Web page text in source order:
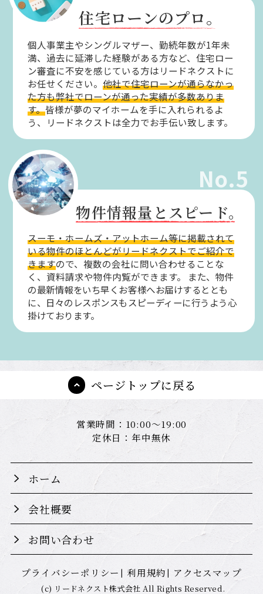
住宅ローンのプロ。
個人事業主やシングルマザー、勤続年数が1年未
満、過去に延滞した経験がある方など、住宅ロー
ン審査に不安を感じている方はリードネクストに
お任せください。他社で住宅ローンが通らなかっ
た方も弊社でローンが通った実績が多数ありま
す。皆様が夢のマイホームを手に入れられるよ
う、リードネクストは全力でお手伝い致します。
No.5
物件情報量とスピード。
スーモ・ホームズ・アットホーム等に掲載されて
いる物件のほとんどがリードネクストでご紹介で
きますので、複数の会社に問い合わせることな
く、資料請求や物件内覧ができます。
また、物件
の最新情報をいち早くお客様へお届けするととも
に、日々のレスポンスもスピーディーに行うよう心
掛けております。
ページトップに戻る
営業時間：10:00～19:00
定休日：年中無休
ホーム
会社概要
お問い合わせ
プライバシーポリシー 利用規約 アクセスマップ
(c) リードネクスト株式会社 All Rights Reserved.